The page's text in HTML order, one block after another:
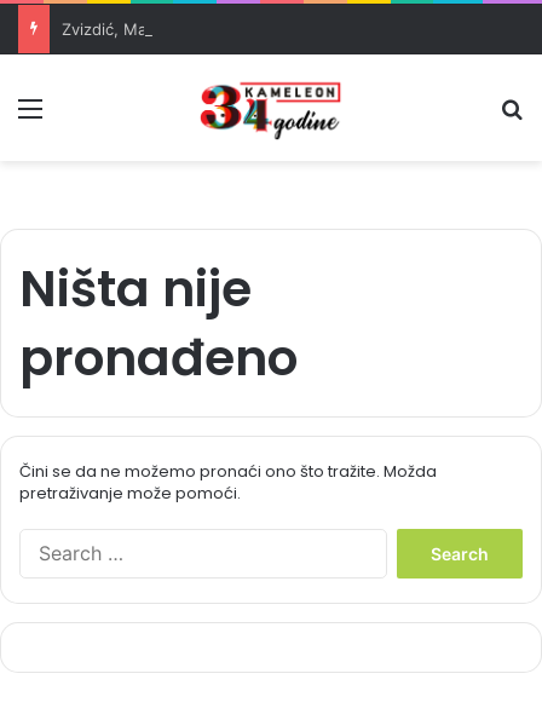
Ništa nije
pronađeno
Čini se da ne možemo pronaći ono što tražite. Možda
pretraživanje može pomoći.
h